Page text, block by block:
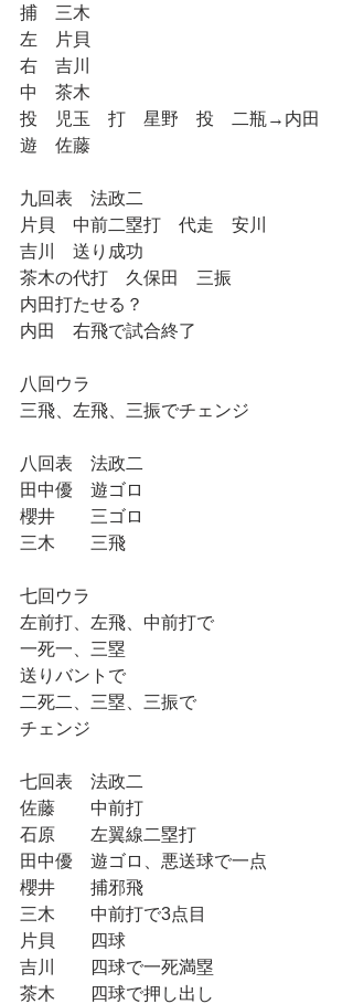
捕　三木
左　片貝
右　吉川
中　茶木
投　児玉　打　星野　投　二瓶→内田
遊　佐藤
九回表　法政二
片貝　中前二塁打　代走　安川
吉川　送り成功
茶木の代打　久保田　三振
内田打たせる？
内田　右飛で試合終了
八回ウラ
三飛、左飛、三振でチェンジ
八回表　法政二
田中優　遊ゴロ
櫻井　　三ゴロ
三木　　三飛
七回ウラ
左前打、左飛、中前打で
一死一、三塁
送りバントで
二死二、三塁、三振で
チェンジ
七回表　法政二
佐藤　　中前打
石原　　左翼線二塁打
田中優　遊ゴロ、悪送球で一点
櫻井　　捕邪飛
三木　　中前打で3点目
片貝　　四球
吉川　　四球で一死満塁
茶木　　四球で押し出し